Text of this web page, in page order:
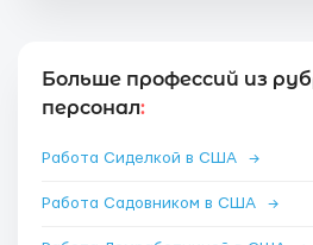
Больше профессий из
персонал:
Работа Сиделкой в США →
Работа Садовником в США →